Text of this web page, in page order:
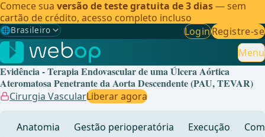
Comece sua versão de teste gratuita de 3 dias— sem
cartão de crédito, acesso completo incluso
🌐Brasileiro
Gewählte Sprache: Brasileiro
🇩🇪 Alemão
🇬🇧Inglês
🇪🇸Espanhol
🇧🇷Brasileiro ✓
LoginRegistre-se
Menu
Evidência - Terapia Endovascular de uma Úlcera Aórtica
Ateromatosa Penetrante da Aorta Descendente (PAU, TEVAR)
Cirurgia VascularLiberar agora
Anatomia Gestão perioperatória Execução